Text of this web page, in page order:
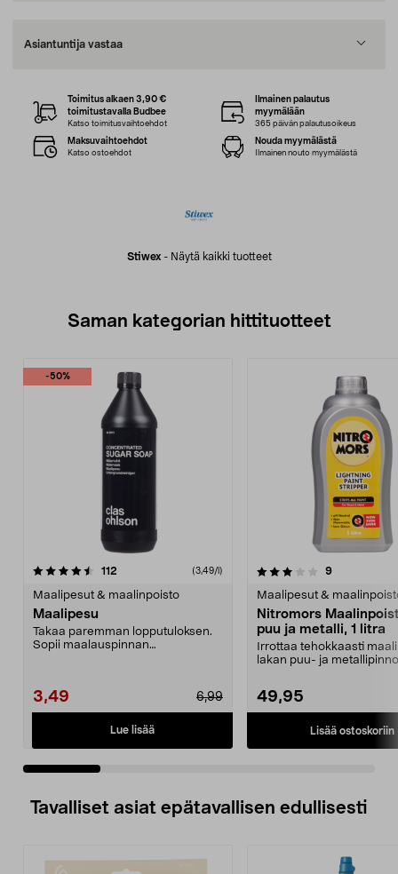
Asiantuntija vastaa
Stiwex- Näytä kaikki tuotteet
Toimitus alkaen 3,90 €
toimitustavalla Budbee
Katso toimitusvaihtoehdot
Ilmainen palautus
myymälään
365 päivän palautusoikeus
Maksuvaihtoehdot
Katso ostoehdot
Nouda myymälästä
Ilmainen nouto myymälästä
Saman kategorian hittituotteet
-50%
112 (3,49/l)
Maalipesut & maalinpoisto
Maalipesu
Takaa paremman lopputuloksen.
Sopii maalauspinnan
3,49 6,99
Lue lisää
3.5 viidestä
9arvostelut
Maalipesut &
Nitromors
puu ja metalli, 1 litra
Irrottaa tehokkaasti
lakan puu- ja
49,95
Lisää ostoskoriin
4.0 viidestä
Tavalliset asiat epätavallisen edullisesti